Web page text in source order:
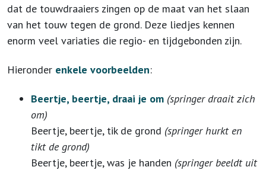
dat de touwdraaiers zingen op de maat van het slaan
van het touw tegen de grond. Deze liedjes kennen
enorm veel variaties die regio- en tijdgebonden zijn.
Hieronder enkele voorbeelden:
Beertje, beertje, draai je om (springer draait zich
om)
Beertje, beertje, tik de grond (springer hurkt en
tikt de grond)
Beertje, beertje, was je handen (springer beeldt uit